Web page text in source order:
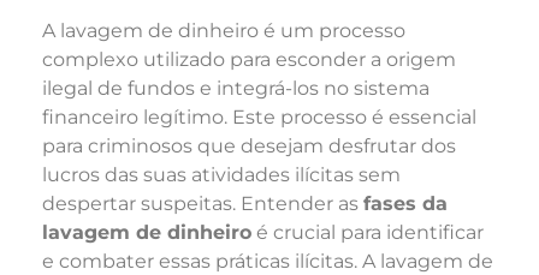
A lavagem de dinheiro é um processo
complexo utilizado para esconder a origem
ilegal de fundos e integrá-los no sistema
financeiro legítimo. Este processo é essencial
para criminosos que desejam desfrutar dos
lucros das suas atividades ilícitas sem
despertar suspeitas. Entender as fases da
lavagem de dinheiro é crucial para identificar
e combater essas práticas ilícitas. A lavagem de